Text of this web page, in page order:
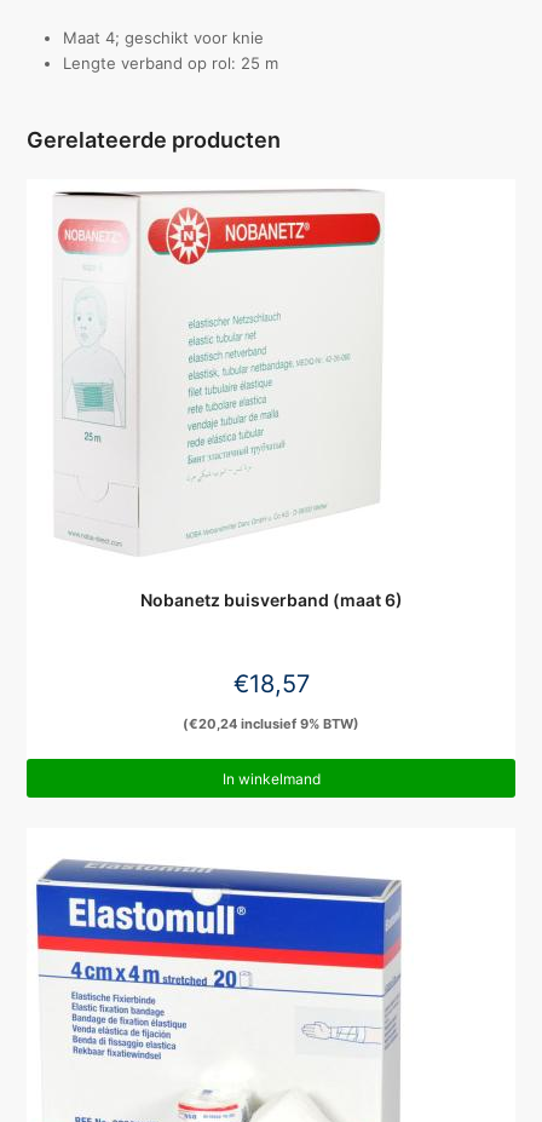
Maat 4; geschikt voor knie
Lengte verband op rol: 25 m
Gerelateerde producten
Nobanetz buisverband (maat 6)
€18,57
(€20,24 inclusief 9% BTW)
In winkelmand